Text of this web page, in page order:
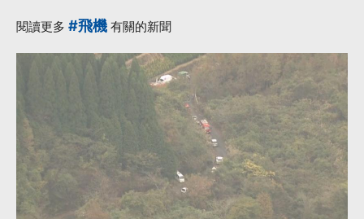
閱讀更多 #飛機 有關的新聞